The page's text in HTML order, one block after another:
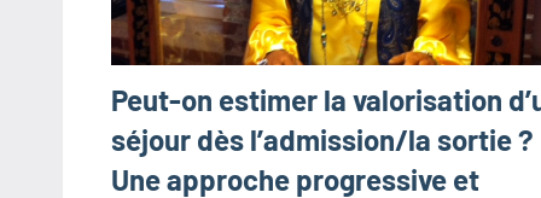
Peut-on estimer la valorisation
séjour dès l’admission/la sortie ?
Une approche progressive et